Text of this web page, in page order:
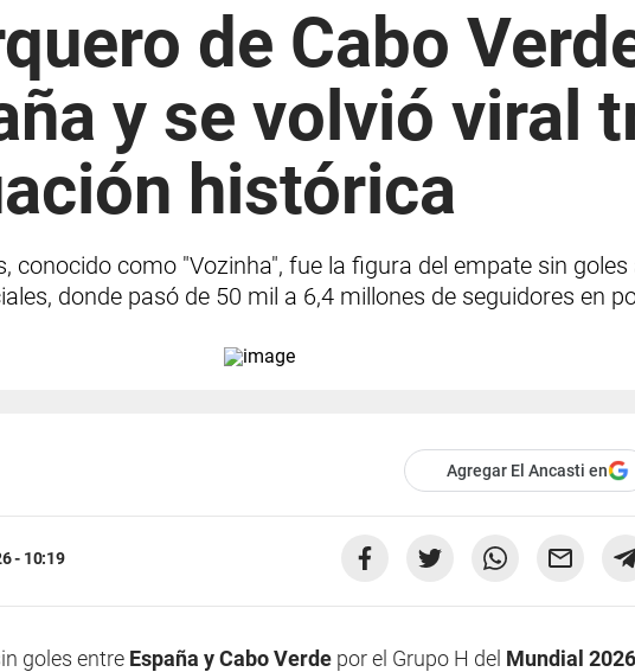
de Cabo
y se volvió viral
histórica
conocido como "Vozinha", fue la figura del empate sin
donde pasó de 50 mil a 6,4 millones de seguidores en
Agregar El Ancasti en
- 10:19
goles entre España y Cabo Verde por el Grupo H del Mundial 2026